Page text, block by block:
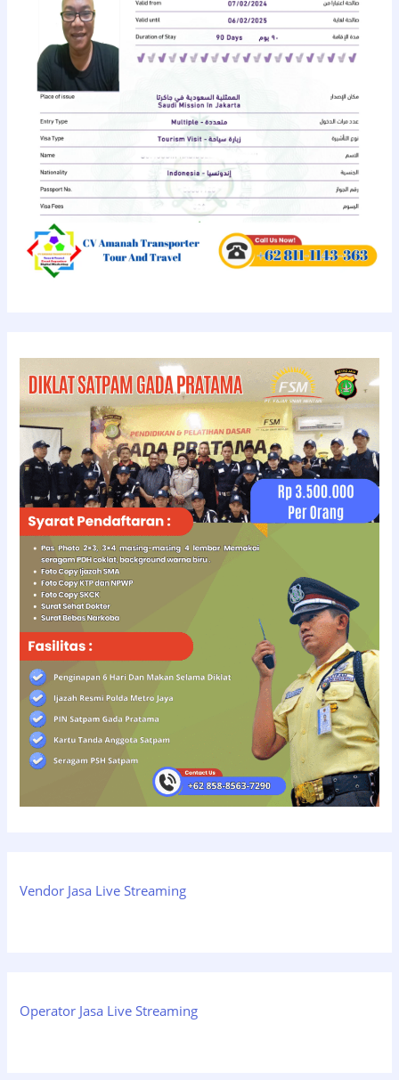
Vendor Jasa Live Streaming
Operator Jasa Live Streaming